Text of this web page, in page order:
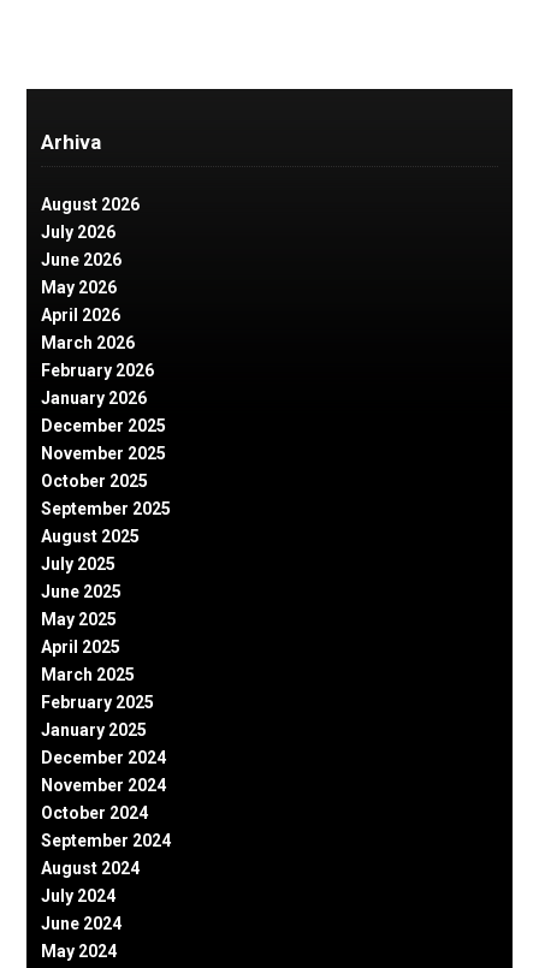
Arhiva
August 2026
July 2026
June 2026
May 2026
April 2026
March 2026
February 2026
January 2026
December 2025
November 2025
October 2025
September 2025
August 2025
July 2025
June 2025
May 2025
April 2025
March 2025
February 2025
January 2025
December 2024
November 2024
October 2024
September 2024
August 2024
July 2024
June 2024
May 2024